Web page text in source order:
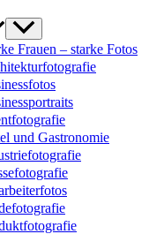
Frauen – starke Fotos
und Gastronomie